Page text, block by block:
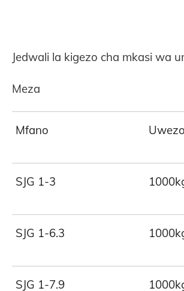
Jedwali la kigezo cha mkasi wa
Meza
Mfano Uwezo
SJG 1-3
SJG 1-6.3
SJG 1-7.9